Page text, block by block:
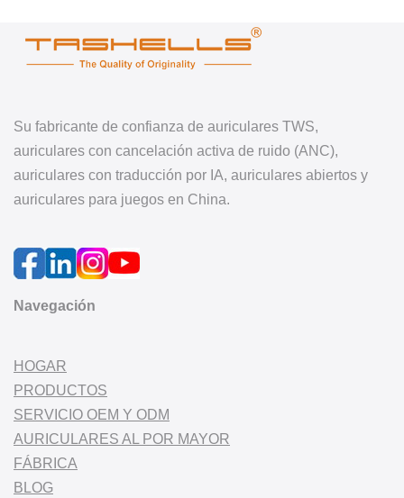
Su fabricante de confianza de auriculares TWS,
auriculares con cancelación activa de ruido (ANC),
auriculares con traducción por IA, auriculares abiertos y
auriculares para juegos en China.
Navegación
HOGAR
PRODUCTOS
SERVICIO OEM Y ODM
AURICULARES AL POR MAYOR
FÁBRICA
BLOG